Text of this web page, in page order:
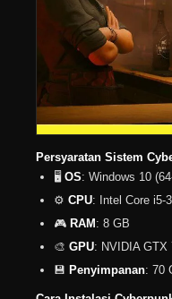
Persyaratan Sistem
🖥️ OS: Windows 10
⚙️ CPU: Intel Core i5-
🎮 RAM : 8 GB
🎨 GPU: NVIDIA GTX
💾 Penyimpanan: 70